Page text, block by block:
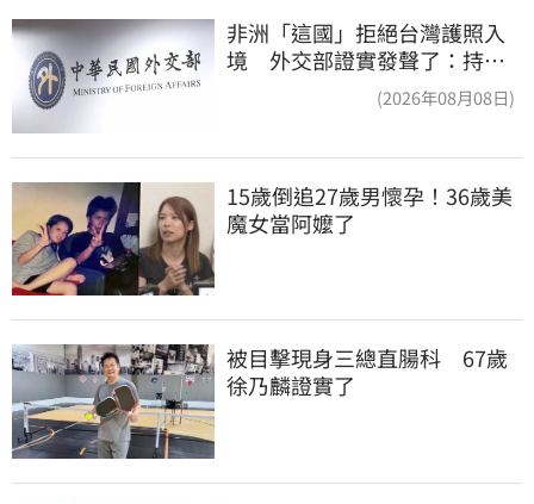
非洲「這國」拒絕台灣護照入
境 外交部證實發聲了：持續
(2026年08月08日)
15歲倒追27歲男懷孕！36歲美
魔女當阿嬤了
被目擊現身三總直腸科　67歲
徐乃麟證實了